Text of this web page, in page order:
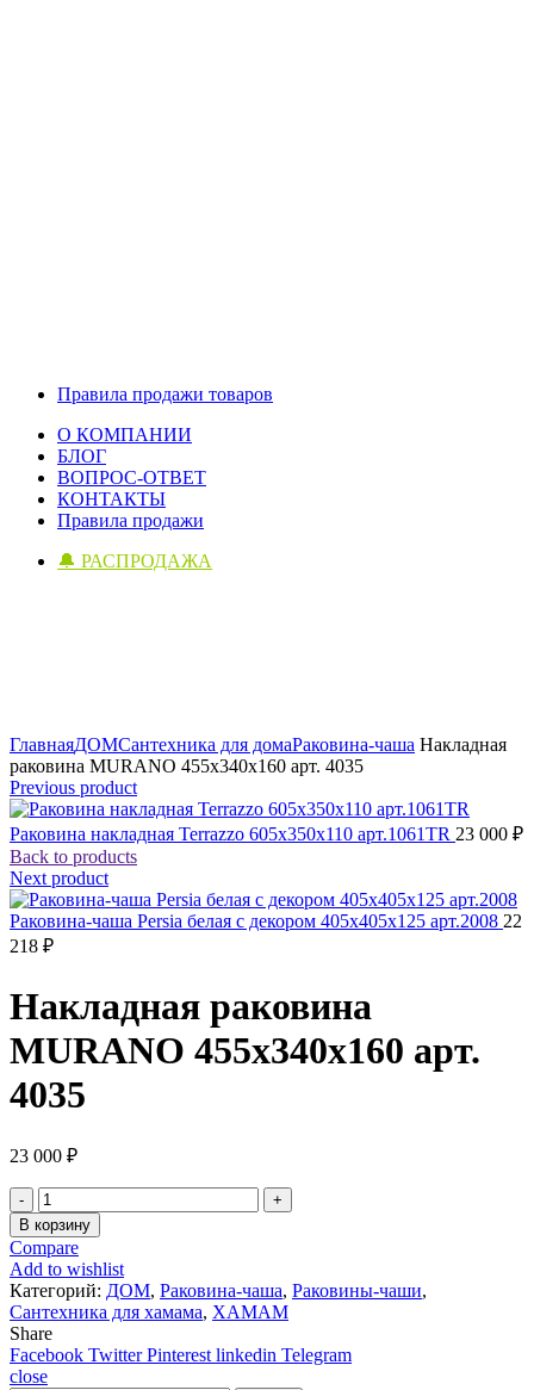
Правила продажи товаров
О КОМПАНИИ
БЛОГ
ВОПРОС-ОТВЕТ
КОНТАКТЫ
Правила продажи
🔔 РАСПРОДАЖА
ГлавнаяДОМСантехника для домаРаковина-чаша Накладная
раковина MURANO 455х340х160 арт. 4035
Previous product
Раковина накладная Terrazzo 605х350х110 арт.1061TR 23 000 ₽
Back to products
Next product
Раковина-чаша Persia белая с декором 405х405х125 арт.2008 22
218 ₽
Накладная раковина
MURANO 455х340х160 арт.
4035
23 000 ₽
Количество
товара
Накладная
раковина
MURANO
455х340х160
арт.
4035
В корзину
Compare
Add to wishlist
Категорий: ДОМ, Раковина-чаша, Раковины-чаши,
Сантехника для хамама, ХАМАМ
Share
Facebook Twitter Pinterest linkedin Telegram
close